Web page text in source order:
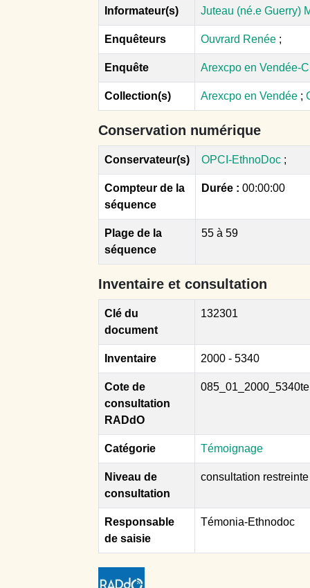
Informateur(s) Juteau (né.e Guerry)
Enquêteurs Ouvrard Renée ;
Enquête Arexcpo en Vendée-
Collection(s) Arexcpo en Vendée ;
Conservation numérique
Conservateur(s) OPCI-EthnoDoc ;
Compteur de la
séquence
Durée : 00:00:00
Plage de la
séquence
55 à 59
Inventaire et consultation
Clé du
document
132301
Inventaire 2000 - 5340
Cote de
consultation
RADdO
085_01_2000_5340te
Catégorie Témoignage
Niveau de
consultation
consultation restreinte
Responsable
de saisie
Témonia-Ethnodoc